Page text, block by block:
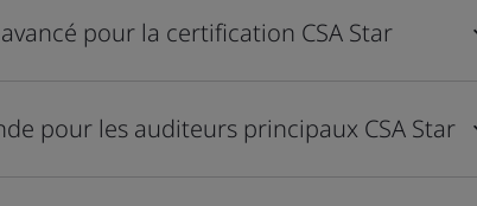
pour la certification CSA Star
pour les auditeurs principaux CSA Star